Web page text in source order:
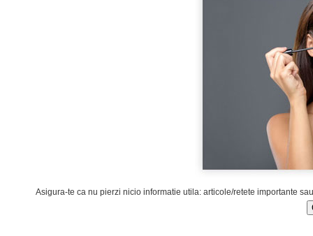
Asigura-te ca nu pierzi nicio informatie utila: articole/retete importante